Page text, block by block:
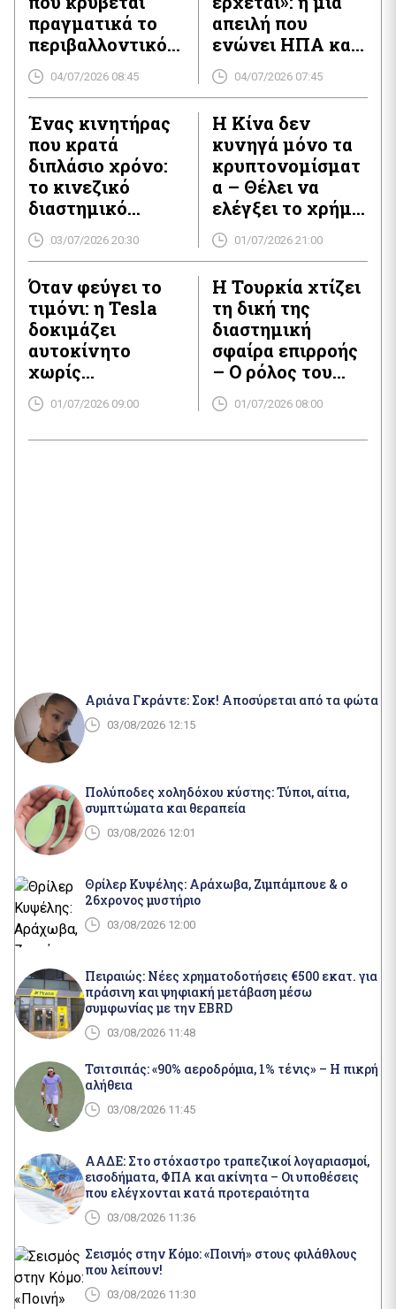
πραγματικά το
περιβαλλοντικό
κόστος της
τεχνητής
04/07/2026 08:45
απειλή που
ενώνει ΗΠΑ και
Κίνα — και οι
κανόνες που
04/07/2026 07:45
Ένας κινητήρας
που κρατά
διπλάσιο χρόνο:
το κινεζικό
διαστημικό
«ρεκόρ» που
κρύβει
πρόσωπο
03/07/2026 20:30
Η Κίνα δεν
κυνηγά μόνο τα
κρυπτονομίσματ
α – Θέλει να
ελέγξει το χρήμα
του μέλλοντος.
01/07/2026 21:00
Όταν φεύγει το
τιμόνι: η Tesla
δοκιμάζει
αυτοκίνητο
χωρίς
χειριστήρια — και
η Ευρώπη μένει
θεατής
01/07/2026 09:00
Η Τουρκία χτίζει
τη δική της
διαστημική
σφαίρα επιρροής
– Ο ρόλος του
Κατάρ στο νέο
σχέδιο
01/07/2026 08:00
Αριάνα Γκράντε: Σοκ! Αποσύρεται από τα φώτα
03/08/2026 12:15
Πολύποδες χοληδόχου κύστης: Τύποι, αίτια,
συμπτώματα και θεραπεία
03/08/2026 12:01
Θρίλερ Κυψέλης: Αράχωβα, Ζιμπάμπουε & ο
26χρονος μυστήριο
03/08/2026 12:00
Πειραιώς: Νέες χρηματοδοτήσεις €500 εκατ. για
πράσινη και ψηφιακή μετάβαση μέσω
συμφωνίας με την EBRD
03/08/2026 11:48
Τσιτσιπάς: «90% αεροδρόμια, 1% τένις» – Η πικρή
αλήθεια
03/08/2026 11:45
ΑΑΔΕ: Στο στόχαστρο τραπεζικοί λογαριασμοί,
εισοδήματα, ΦΠΑ και ακίνητα – Οι υποθέσεις
που ελέγχονται κατά προτεραιότητα
03/08/2026 11:36
Σεισμός στην Κόμο: «Ποινή» στους φιλάθλους
που λείπουν!
03/08/2026 11:30